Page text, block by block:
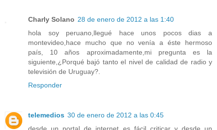
Charly Solano 28 de enero de 2012 a las 1:40
hola soy peruano,llegué hace unos pocos dias a
montevideo,hace mucho que no venía a éste hermoso
país, 10 años aproximadamente,mi pregunta es la
siguiente,¿Porqué bajó tanto el nivel de calidad de radio y
televisión de Uruguay?.
Responder
telemedios 30 de enero de 2012 a las 0:45